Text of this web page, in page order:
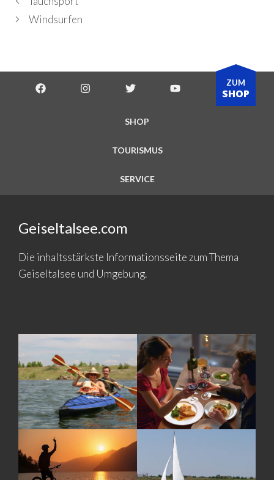
Windsurfen
SHOP
TOURISMUS
SERVICE
ZUM
SHOP
Geiseltalsee.com
Die inhaltsstärkste Informationsseite zum Thema
Geiseltalsee und Umgebung.